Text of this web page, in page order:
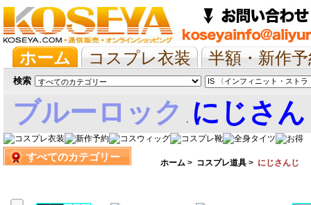
ホーム コスプレ衣装
半額・新作
抱き枕/布団/シーツ
ツイステ ウマ
検索
ブルーロック , にじさ
娘すべてのカテゴリー ホーム > コスプレ道具 > にじさんじ